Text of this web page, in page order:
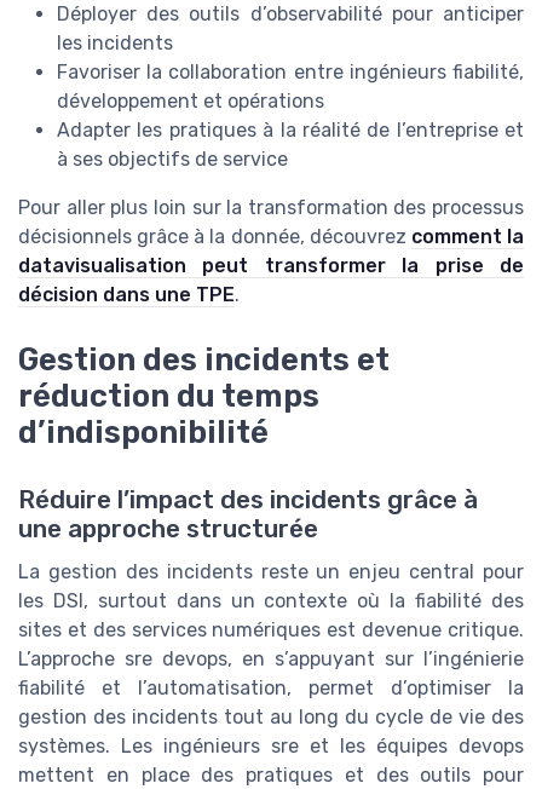
Déployer des outils d’observabilité pour anticiper
les incidents
Favoriser la collaboration entre ingénieurs fiabilité,
développement et opérations
Adapter les pratiques à la réalité de l’entreprise et
à ses objectifs de service
Pour aller plus loin sur la transformation des processus
décisionnels grâce à la donnée, découvrez comment la
datavisualisation peut transformer la prise de
décision dans une TPE.
Gestion des incidents et
réduction du temps
d’indisponibilité
Réduire l’impact des incidents grâce à
une approche structurée
La gestion des incidents reste un enjeu central pour
les DSI, surtout dans un contexte où la fiabilité des
sites et des services numériques est devenue critique.
L’approche sre devops, en s’appuyant sur l’ingénierie
fiabilité et l’automatisation, permet d’optimiser la
gestion des incidents tout au long du cycle de vie des
systèmes. Les ingénieurs sre et les équipes devops
mettent en place des pratiques et des outils pour